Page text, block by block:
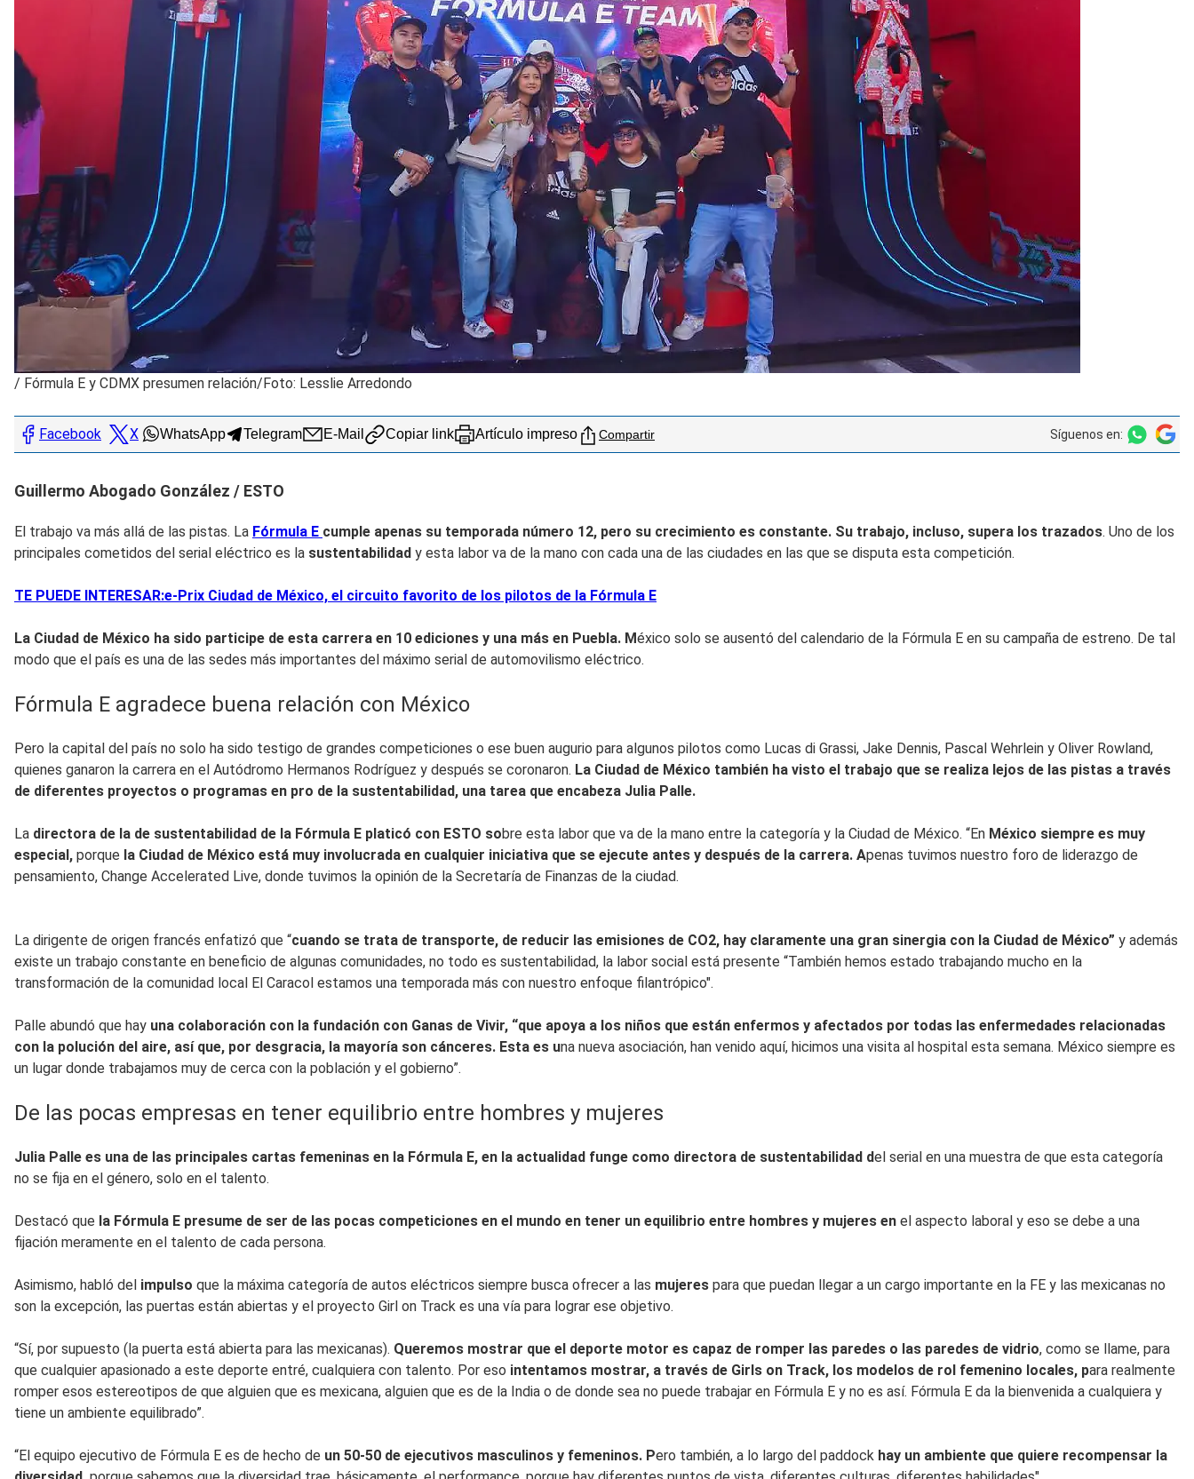
/ Fórmula E y CDMX presumen relación/Foto: Lesslie Arredondo
Facebook X WhatsApp Telegram E-Mail Copiar link Artículo impreso Compartir Síguenos en:
Guillermo Abogado González / ESTO
El trabajo va más allá de las pistas. La Fórmula E cumple apenas su temporada número 12, pero su crecimiento es constante. Su trabajo, incluso, supera los trazados. Uno de los
principales cometidos del serial eléctrico es la sustentabilidad y esta labor va de la mano con cada una de las ciudades en las que se disputa esta competición.
TE PUEDE INTERESAR:e-Prix Ciudad de México, el circuito favorito de los pilotos de la Fórmula E
La Ciudad de México ha sido participe de esta carrera en 10 ediciones y una más en Puebla. México solo se ausentó del calendario de la Fórmula E en su campaña de estreno. De tal
modo que el país es una de las sedes más importantes del máximo serial de automovilismo eléctrico.
Fórmula E agradece buena relación con México
Pero la capital del país no solo ha sido testigo de grandes competiciones o ese buen augurio para algunos pilotos como Lucas di Grassi, Jake Dennis, Pascal Wehrlein y Oliver Rowland,
quienes ganaron la carrera en el Autódromo Hermanos Rodríguez y después se coronaron. La Ciudad de México también ha visto el trabajo que se realiza lejos de las pistas a través
de diferentes proyectos o programas en pro de la sustentabilidad, una tarea que encabeza Julia Palle.
La directora de la de sustentabilidad de la Fórmula E platicó con ESTO sobre esta labor que va de la mano entre la categoría y la Ciudad de México. “En México siempre es muy
especial, porque la Ciudad de México está muy involucrada en cualquier iniciativa que se ejecute antes y después de la carrera. Apenas tuvimos nuestro foro de liderazgo de
pensamiento, Change Accelerated Live, donde tuvimos la opinión de la Secretaría de Finanzas de la ciudad.
La dirigente de origen francés enfatizó que “cuando se trata de transporte, de reducir las emisiones de CO2, hay claramente una gran sinergia con la Ciudad de México” y además
existe un trabajo constante en beneficio de algunas comunidades, no todo es sustentabilidad, la labor social está presente “También hemos estado trabajando mucho en la
transformación de la comunidad local El Caracol estamos una temporada más con nuestro enfoque filantrópico".
Palle abundó que hay una colaboración con la fundación con Ganas de Vivir, “que apoya a los niños que están enfermos y afectados por todas las enfermedades relacionadas
con la polución del aire, así que, por desgracia, la mayoría son cánceres. Esta es una nueva asociación, han venido aquí, hicimos una visita al hospital esta semana. México siempre es
un lugar donde trabajamos muy de cerca con la población y el gobierno”.
De las pocas empresas en tener equilibrio entre hombres y mujeres
Julia Palle es una de las principales cartas femeninas en la Fórmula E, en la actualidad funge como directora de sustentabilidad del serial en una muestra de que esta categoría
no se fija en el género, solo en el talento.
Destacó que la Fórmula E presume de ser de las pocas competiciones en el mundo en tener un equilibrio entre hombres y mujeres en el aspecto laboral y eso se debe a una
fijación meramente en el talento de cada persona.
Asimismo, habló del impulso que la máxima categoría de autos eléctricos siempre busca ofrecer a las mujeres para que puedan llegar a un cargo importante en la FE y las mexicanas no
son la excepción, las puertas están abiertas y el proyecto Girl on Track es una vía para lograr ese objetivo.
“Sí, por supuesto (la puerta está abierta para las mexicanas). Queremos mostrar que el deporte motor es capaz de romper las paredes o las paredes de vidrio, como se llame, para
que cualquier apasionado a este deporte entré, cualquiera con talento. Por eso intentamos mostrar, a través de Girls on Track, los modelos de rol femenino locales, para realmente
romper esos estereotipos de que alguien que es mexicana, alguien que es de la India o de donde sea no puede trabajar en Fórmula E y no es así. Fórmula E da la bienvenida a cualquiera y
tiene un ambiente equilibrado”.
“El equipo ejecutivo de Fórmula E es de hecho de un 50-50 de ejecutivos masculinos y femeninos. Pero también, a lo largo del paddock hay un ambiente que quiere recompensar la